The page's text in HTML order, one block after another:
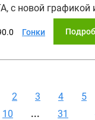
с новой графикой
Гонки
2 3 4 5
10 ... 31